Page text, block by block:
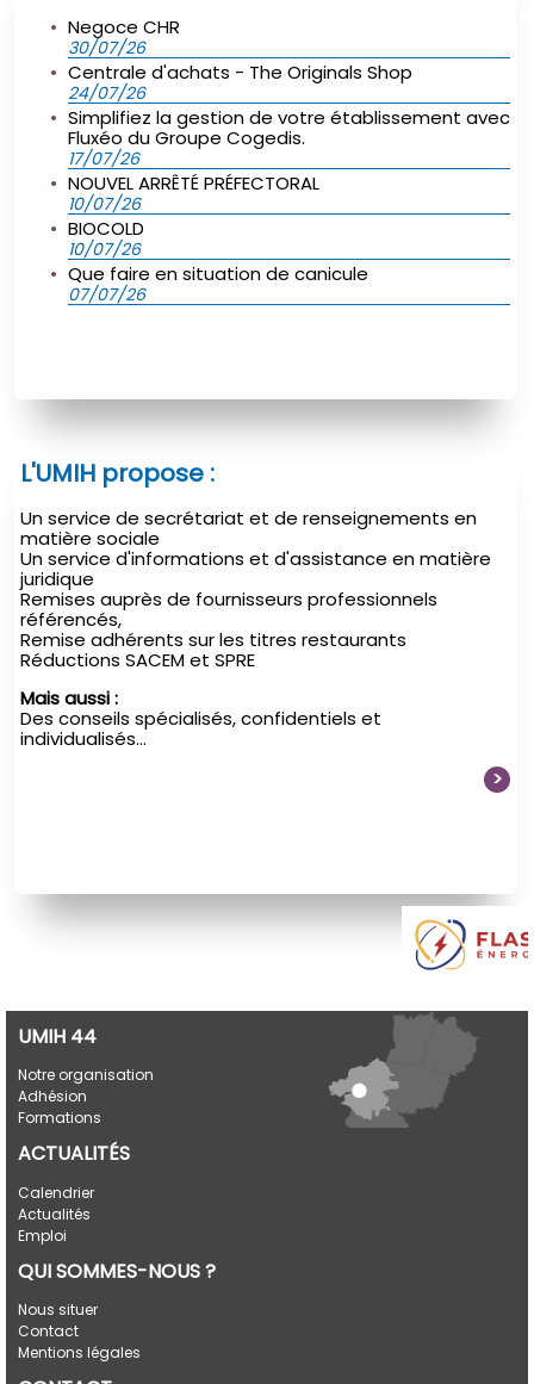
Negoce CHR
30/07/26
Centrale d'achats - The Originals Shop
24/07/26
Simplifiez la gestion de votre établissement avec
Fluxéo du Groupe Cogedis.
17/07/26
NOUVEL ARRÊTÉ PRÉFECTORAL
10/07/26
BIOCOLD
10/07/26
Que faire en situation de canicule
07/07/26
L'UMIH propose :
Un service de secrétariat et de renseignements en
matière sociale
Un service d'informations et d'assistance en matière
juridique
Remises auprès de fournisseurs professionnels
référencés,
Remise adhérents sur les titres restaurants
Réductions SACEM et SPRE
Mais aussi :
Des conseils spécialisés, confidentiels et
individualisés...
>
UMIH 44
Notre organisation
Adhésion
Formations
ACTUALITÉS
Calendrier
Actualités
Emploi
QUI SOMMES-NOUS ?
Nous situer
Contact
Mentions légales